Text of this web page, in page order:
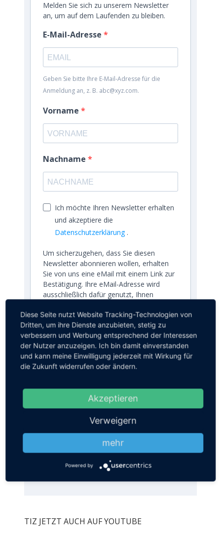
Melden Sie sich zu unserem Newsletter
an, um auf dem Laufenden zu bleiben.
E-Mail-Adresse
Geben Sie bitte Ihre E-Mail-Adresse für die
Anmeldung an, z. B. abc@xyz.com.
Vorname
Nachname
Ich möchte Ihren Newsletter erhalten
und akzeptiere die
Datenschutzerklärung.
Um sicherzugehen, dass Sie diesen
Newsletter abonnieren wollen, erhalten
Sie von uns eine eMail mit einem Link zur
Bestätigung. Ihre eMail-Adresse wird
ausschließlich dafür genutzt, Ihnen
über das TIZ zu senden. Sie können sich
jederzeit über den in jeder E-Mail
enthaltenen Link abmelden.
Wir verwenden Sendinblue als unsere
Marketing-Plattform. Wenn Sie das
angegebenen Informationen an
Sendinblue zur Bearbeitung gemäß
Nutzungsbedingungen
TIZ JETZT AUCH AUF YOUTUBE
Diese Seite nutzt Website Tracking-Technologien von
Dritten, um ihre Dienste anzubieten, stetig zu
verbessern und Werbung entsprechend der Interessen
der Nutzer anzuzeigen. Ich bin damit einverstanden
und kann meine Einwilligung jederzeit mit Wirkung für
die Zukunft widerrufen oder ändern.
Akzeptieren
Verweigern
mehr
Powered by